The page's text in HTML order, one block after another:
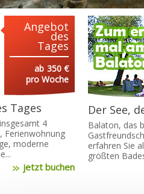
Angebot
des
Tages
ab 350 €
pro Woche
Tages
4
Ferienwohnung
moderne
jetzt buchen
Der See,
Balaton, das
erfahren Sie
größten